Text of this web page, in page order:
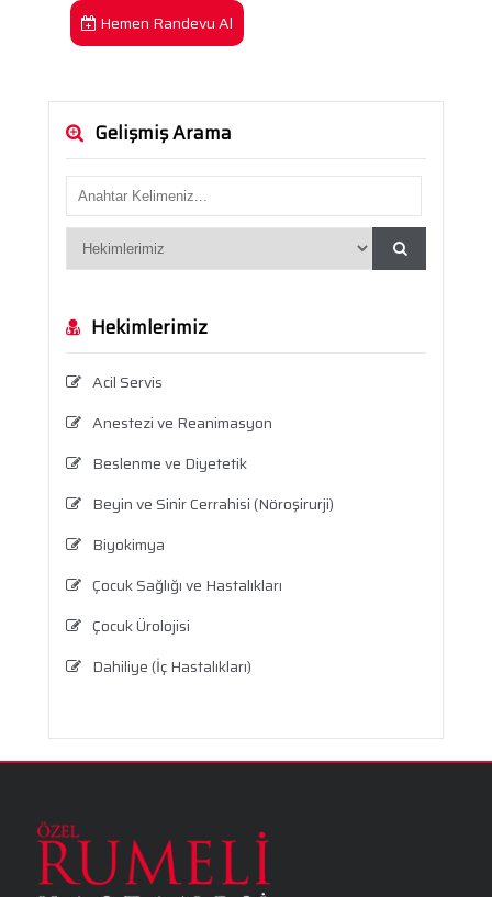
Hemen Randevu Al
Gelişmiş Arama
Hekimlerimiz
Acil Servis
Anestezi ve Reanimasyon
Beslenme ve Diyetetik
Beyin ve Sinir Cerrahisi (Nöroşirurji)
Biyokimya
Çocuk Sağlığı ve Hastalıkları
Çocuk Ürolojisi
Dahiliye (İç Hastalıkları)
Göz Sağlığı ve Hastalıkları